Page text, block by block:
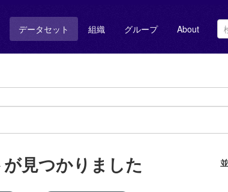
データセット 組織 グループ About
見つかりました